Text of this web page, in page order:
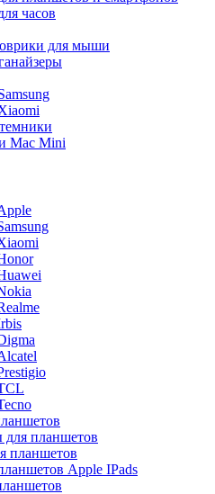
часов
для мыши
Mac Mini
для планшетов
планшетов
Apple IPads